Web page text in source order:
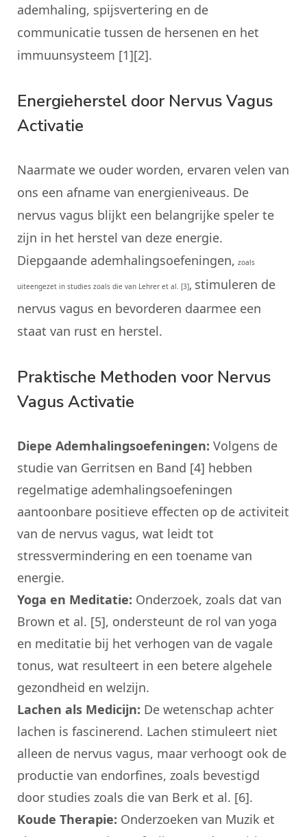
ademhaling, spijsvertering en de
communicatie tussen de hersenen en het
immuunsysteem [1][2].
Energieherstel door Nervus Vagus
Activatie
Naarmate we ouder worden, ervaren velen van
ons een afname van energieniveaus. De
nervus vagus blijkt een belangrijke speler te
zijn in het herstel van deze energie.
Diepgaande ademhalingsoefeningen, zoals
uiteengezet in studies zoals die van Lehrer et al. [3], stimuleren de
nervus vagus en bevorderen daarmee een
staat van rust en herstel.
Praktische Methoden voor Nervus
Vagus Activatie
Diepe Ademhalingsoefeningen: Volgens de
studie van Gerritsen en Band [4] hebben
regelmatige ademhalingsoefeningen
aantoonbare positieve effecten op de activiteit
van de nervus vagus, wat leidt tot
stressvermindering en een toename van
energie.
Yoga en Meditatie: Onderzoek, zoals dat van
Brown et al. [5], ondersteunt de rol van yoga
en meditatie bij het verhogen van de vagale
tonus, wat resulteert in een betere algehele
gezondheid en welzijn.
Lachen als Medicijn: De wetenschap achter
lachen is fascinerend. Lachen stimuleert niet
alleen de nervus vagus, maar verhoogt ook de
productie van endorfines, zoals bevestigd
door studies zoals die van Berk et al. [6].
Koude Therapie: Onderzoeken van Muzik et